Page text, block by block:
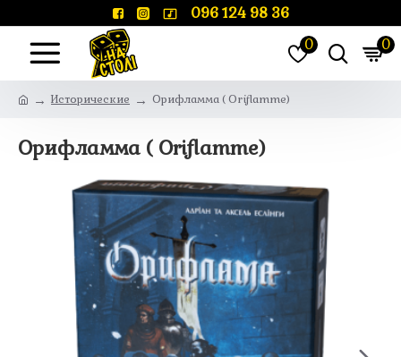
096 124 98 36
0 0
Исторические Орифламма ( Oriflamme)
Орифламма ( Oriflamme)